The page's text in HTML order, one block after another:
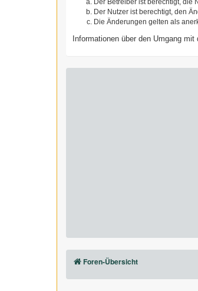
Der Betreiber ist berechtigt, die
Der Nutzer ist berechtigt, den
Die Änderungen gelten als
Informationen über den Umgang
Foren-Übersicht